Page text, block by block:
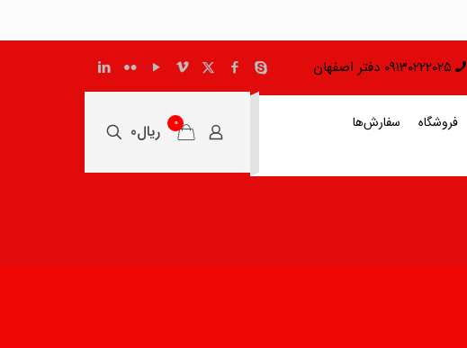
09130222025 دفتر اصفهان
فروشگاه سفارش‌ها 0 ریال0